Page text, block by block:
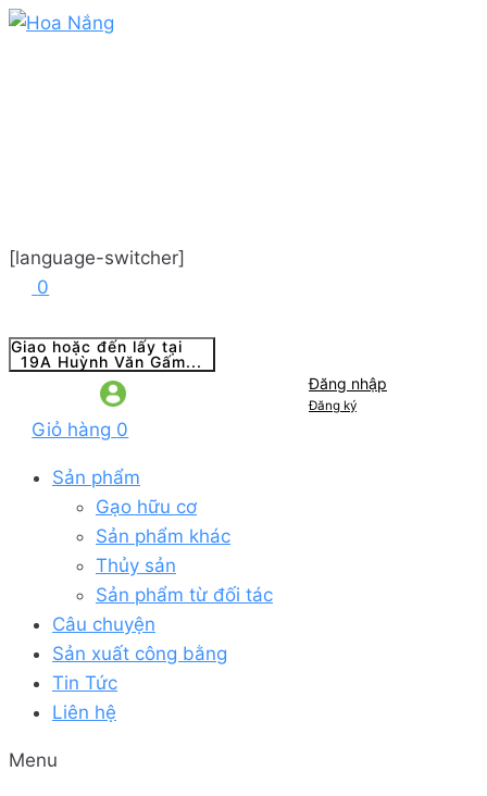
[language-switcher]
0
Giao hoặc đến lấy tại
19A Huỳnh Văn Gấm...
Đăng nhập
Đăng ký
Giỏ hàng 0
Sản phẩm
Gạo hữu cơ
Sản phẩm khác
Thủy sản
Sản phẩm từ đối tác
Câu chuyện
Sản xuất công bằng
Tin Tức
Liên hệ
Menu